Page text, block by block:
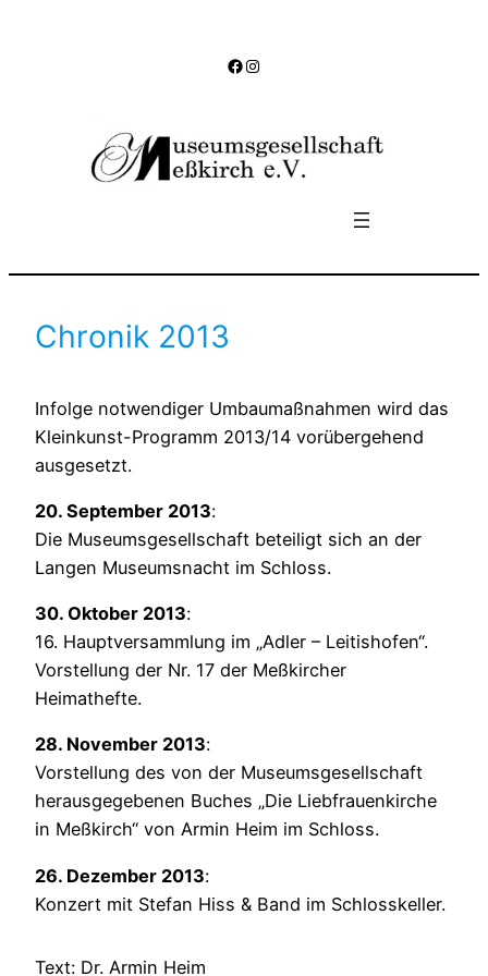
Facebook
Instagram
Chronik 2013
Infolge notwendiger Umbaumaßnahmen wird das
Kleinkunst-Programm 2013/14 vorübergehend
ausgesetzt.
20. September 2013:
Die Museumsgesellschaft beteiligt sich an der
Langen Museumsnacht im Schloss.
30. Oktober 2013:
16. Hauptversammlung im „Adler – Leitishofen“.
Vorstellung der Nr. 17 der Meßkircher
Heimathefte.
28. November 2013:
Vorstellung des von der Museumsgesellschaft
herausgegebenen Buches „Die Liebfrauenkirche
in Meßkirch“ von Armin Heim im Schloss.
26. Dezember 2013:
Konzert mit Stefan Hiss & Band im Schlosskeller.
Text: Dr. Armin Heim